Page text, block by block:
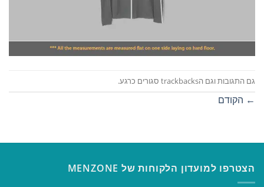
גם התגובות וגם הtrackbacks סגורים כרגע.
← הקודם
הצטרפו למועדון הלקוחות של MENZONE